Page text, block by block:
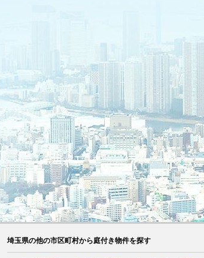
埼玉県の他の市区町村から庭付き物件を探す